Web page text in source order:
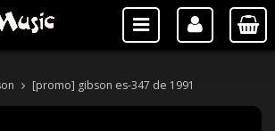
[promo] gibson es-347 de 1991